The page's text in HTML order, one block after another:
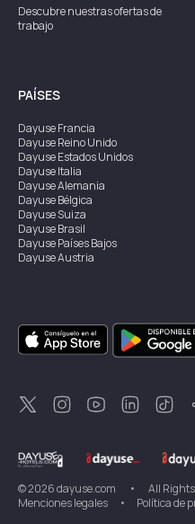
Descubre nuestras ofertas de
trabajo
PAÍSES
DayuseFrancia
DayuseReino Unido
DayuseEstados Unidos
DayuseItalia
DayuseAlemania
DayuseBélgica
DayuseSuiza
DayuseBrasil
DayusePaíses Bajos
DayuseAustria
DayuseSingapur
DayuseSuecia
DayuseTailandia
DayuseNueva Zelanda
DayuseTurquía
©2026dayuse.com •
All
Menciones legales
• Política de